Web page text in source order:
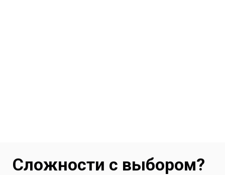
Сложности с выбором?